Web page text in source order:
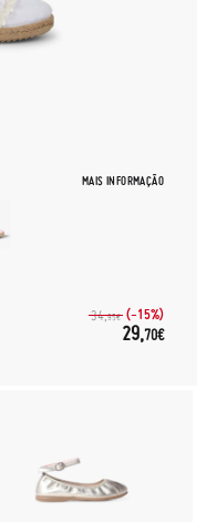
MAIS INFORMAÇÃO
34,95€ (-15%)
29,70€